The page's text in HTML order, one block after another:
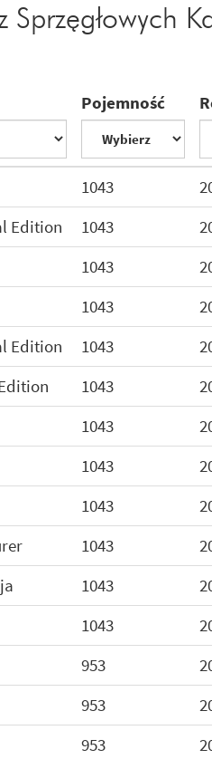
Sprzęgłowych
Pojemność
1043
Edition 1043
1043
1043
Edition 1043
1043
1043
1043
1043
1043
1043
1043
953
953
953